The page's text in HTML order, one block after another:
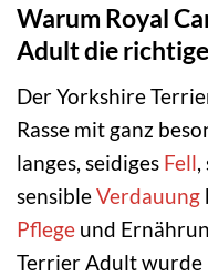
Warum Royal
Adult die
Der Yorkshire
Rasse mit ganz
langes, seidiges Fell,
sensibleVerdauung
Pflege und
Terrier Adult wurde